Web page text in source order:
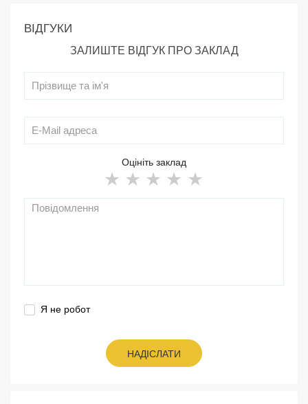
ВІДГУКИ
ЗАЛИШТЕ ВІДГУК ПРО ЗАКЛАД
Оцініть заклад
Я не робот
НАДІСЛАТИ